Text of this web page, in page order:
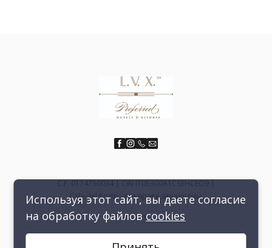
Cala del Porto - все права защищены.
ENITRU
Используя этот сайт, вы даете согласие
на обработку файлов cookies